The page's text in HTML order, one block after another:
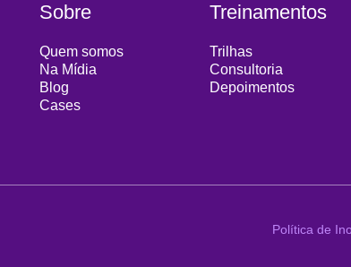
Sobre
Quem somos
Na Mídia
Blog
Cases
Treinamentos
Trilhas
Consultoria
Depoimentos
Política de